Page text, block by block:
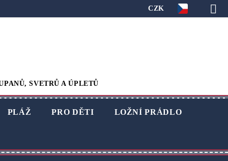
CZK
SVETRŮ A ÚPLETŮ
PLÁŽ PRO DĚTI LOŽNÍ PRÁDLO